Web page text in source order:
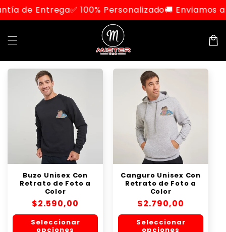
contenido
de Entrega✅ 100% Personalizado🚚 Enviamos a
Buzo Unisex Con
Retrato de Foto a
Color
Precio
habitual
$2.590,00
Seleccionar
opciones
Canguro Unisex Con
Retrato de Foto a
Color
Precio
habitual
$2.790,00
Seleccionar
opciones